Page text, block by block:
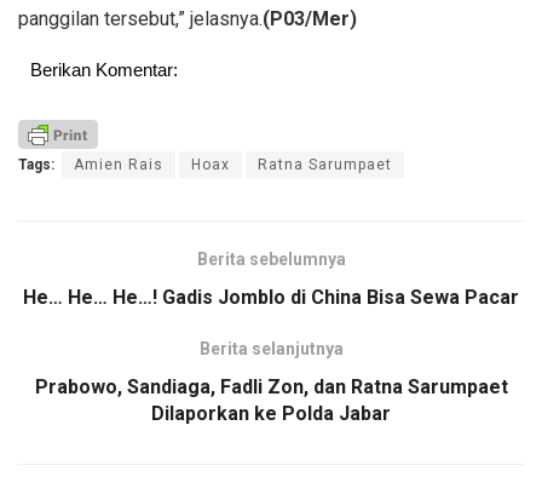
panggilan tersebut,” jelasnya.(P03/Mer)
Berikan Komentar:
Tags: Amien Rais Hoax Ratna Sarumpaet
Berita sebelumnya
He… He… He…! Gadis Jomblo di China Bisa Sewa Pacar
Berita selanjutnya
Prabowo, Sandiaga, Fadli Zon, dan Ratna Sarumpaet
Dilaporkan ke Polda Jabar